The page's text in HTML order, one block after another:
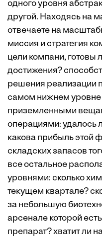
одного уровня
другой. Находясь на
отвечаете на
миссия и стратегия
цели компани, готовы
достижения?
решения реализации
самом нижнем уровне
приземленными
операциями: удалось
какова прибыль этой
складских запасов
все остальное
уровнями: сколько
текущем квартале?
за небольшую
арсенале которой
препарат? хватит ли